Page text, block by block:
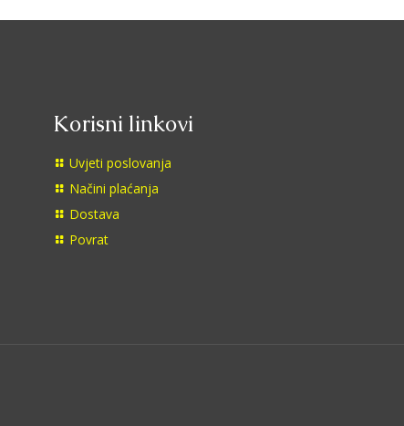
Korisni linkovi
Uvjeti poslovanja
Načini plaćanja
Dostava
Povrat